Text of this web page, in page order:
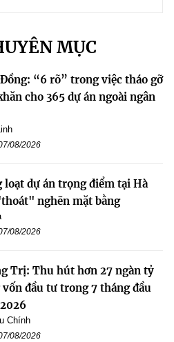
MỤC
“6 rõ” trong việc tháo gỡ
cho 365 dự án ngoài ngân
08/2026
loạt dự án trọng điểm tại Hà
nghẽn mặt bằng
08/2026
Trị: Thu hút hơn 27 ngàn tỷ
vốn đầu tư trong 7 tháng đầu
Chính
08/2026